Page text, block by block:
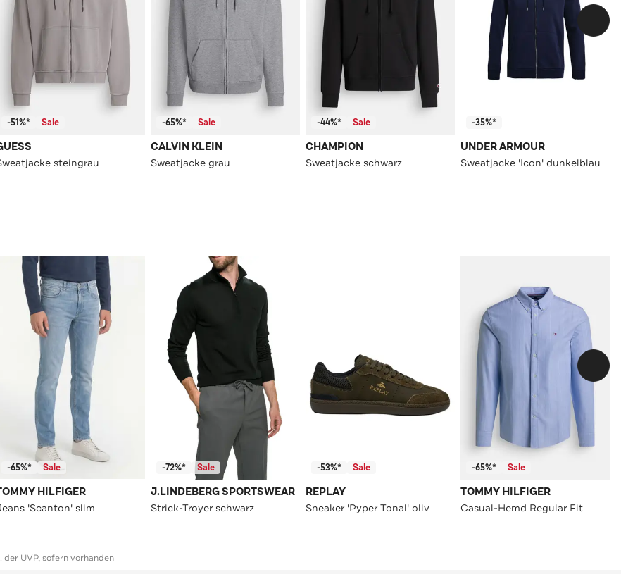
-51%* Sale
steingrau
-65%* Sale
CALVIN KLEIN
Sweatjacke grau
-44%* Sale
CHAMPION
Sweatjacke schwarz
-35%*
UNDER ARMOUR
Sweatjacke 'Icon' dunkelblau
-65%* Sale
HILFIGER
'Scanton' slim
-72%* Sale
J.LINDEBERG SPORTSWEAR
Strick-Troyer schwarz
-53%* Sale
REPLAY
Sneaker 'Pyper Tonal' oliv
-65%* Sale
TOMMY HILFIGER
Casual-Hemd Regular Fit
UVP, sofern vorhanden